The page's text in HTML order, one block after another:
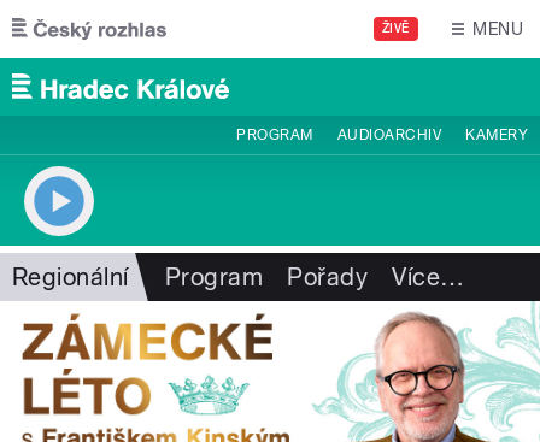
Přejít k hlavnímu obsahu
ŽIVĚ MENU
PROGRAM AUDIOARCHIV KAMERY
Regionální Program Pořady Více…